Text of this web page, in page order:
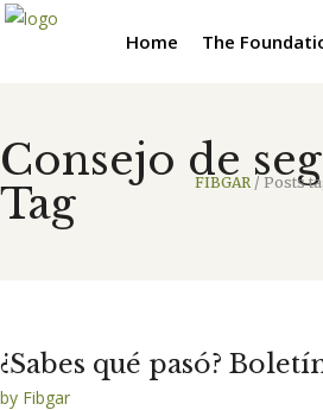
Home The
Consejo de
Tag
FIBGAR / Posts
¿Sabes qué pasó?
by Fibgar